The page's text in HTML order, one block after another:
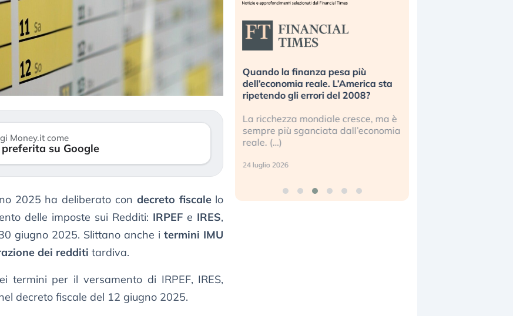
Money.it come
su Google
2025 ha deliberato con decreto fiscalelo
delle imposte sui Redditi: IRPEF e IRES,
giugno 2025. Slittano anche itermini IMU
dei redditi tardiva.
termini per il versamento di IRPEF, IRES,
decreto fiscale del 12 giugno 2025.
il
«La mia vita è rovinata». Investitori
in preda al panico dopo lo scoppio
della bolla AI
Kospi, mentre gli investitori retail (…)
30 luglio 2026
Quando la finanza pesa più
dell’economia reale. L’America sta
ripetendo gli errori del 2008?
La ricchezza mondiale cresce, ma è
sempre più sganciata dall’economia
reale. (…)
24 luglio 2026